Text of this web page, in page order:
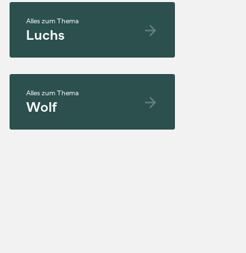
Luchs
Alles zum Thema
Wolf
Alles zum Thema